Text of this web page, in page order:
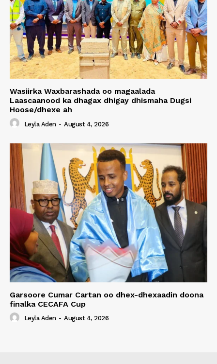
Wasiirka Waxbarashada oo magaalada
Laascaanood ka dhagax dhigay dhismaha Dugsi
Hoose/dhexe ah
Leyla Aden - August 4, 2026
Garsoore Cumar Cartan oo dhex-dhexaadin doona
finalka CECAFA Cup
Leyla Aden - August 4, 2026